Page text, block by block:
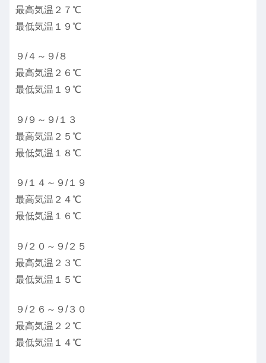
最高気温２７℃
最低気温１９℃
９/４～９/８
最高気温２６℃
最低気温１９℃
９/９～９/１３
最高気温２５℃
最低気温１８℃
９/１４～９/１９
最高気温２４℃
最低気温１６℃
９/２０～９/２５
最高気温２３℃
最低気温１５℃
９/２６～９/３０
最高気温２２℃
最低気温１４℃